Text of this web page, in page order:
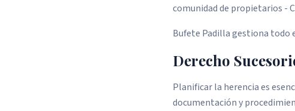
comunidad de propietarios -
Bufete Padilla gestiona todo
Derecho
Planificar la herencia es
documentación y